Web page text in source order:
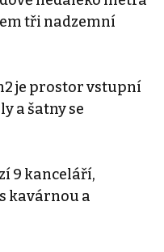
tři nadzemní
je prostor vstupní
a šatny se
9 kanceláří,
kavárnou a